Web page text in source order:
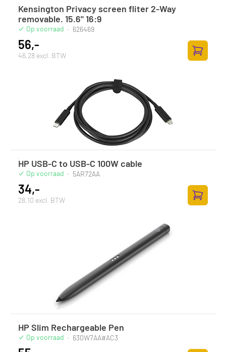
Kensington Privacy screen fliter 2-Way
removable. 15.6" 16:9
Op voorraad · 626469
56,-
46,28 excl. BTW
HP USB-C to USB-C 100W cable
Op voorraad · 5AR72AA
34,-
28,10 excl. BTW
HP Slim Rechargeable Pen
Op voorraad · 630W7AA#AC3